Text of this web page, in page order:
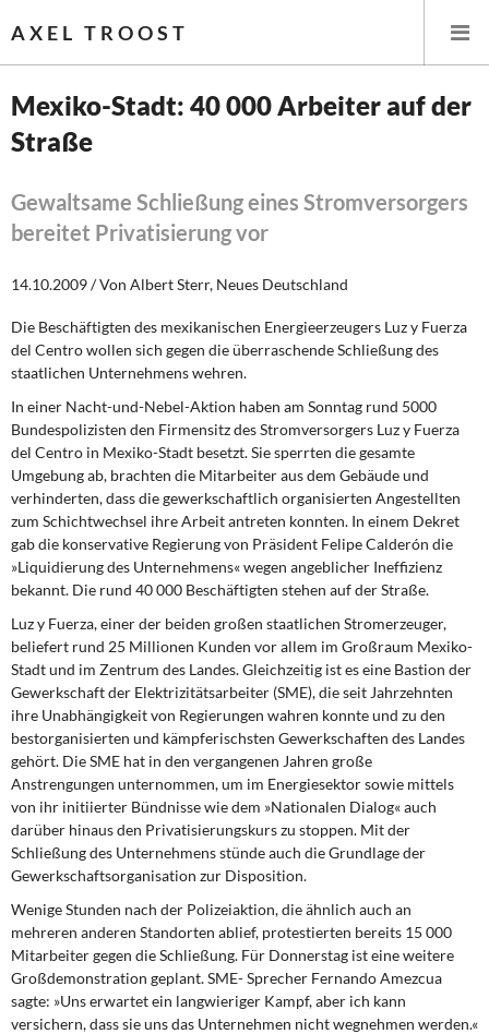
AXEL TROOST
Startseite
Themen
Leitlinien linker Wirtschafts- und Finanzpolitik
Steuer- und Finanzpolitik
Öffentliche Infrastruktur und Daseinsvorsorge
Eurokrise und Griechenland
DIE LINKE
Weitere Themen
Memo-Gruppe
Institut Solidarische Moderne
Rosa-Luxemburg-Stiftung
Über mich
Kontakt
Mexiko-Stadt: 40 000 Arbeiter auf der
Straße
Gewaltsame Schließung eines Stromversorgers
bereitet Privatisierung vor
14.10.2009 / Von Albert Sterr, Neues Deutschland
Die Beschäftigten des mexikanischen Energieerzeugers Luz y Fuerza
del Centro wollen sich gegen die überraschende Schließung des
staatlichen Unternehmens wehren.
In einer Nacht-und-Nebel-Aktion haben am Sonntag rund 5000
Bundespolizisten den Firmensitz des Stromversorgers Luz y Fuerza
del Centro in Mexiko-Stadt besetzt. Sie sperrten die gesamte
Umgebung ab, brachten die Mitarbeiter aus dem Gebäude und
verhinderten, dass die gewerkschaftlich organisierten Angestellten
zum Schichtwechsel ihre Arbeit antreten konnten. In einem Dekret
gab die konservative Regierung von Präsident Felipe Calderón die
»Liquidierung des Unternehmens« wegen angeblicher Ineffizienz
bekannt. Die rund 40 000 Beschäftigten stehen auf der Straße.
Luz y Fuerza, einer der beiden großen staatlichen Stromerzeuger,
beliefert rund 25 Millionen Kunden vor allem im Großraum Mexiko-
Stadt und im Zentrum des Landes. Gleichzeitig ist es eine Bastion der
Gewerkschaft der Elektrizitätsarbeiter (SME), die seit Jahrzehnten
ihre Unabhängigkeit von Regierungen wahren konnte und zu den
bestorganisierten und kämpferischsten Gewerkschaften des Landes
gehört. Die SME hat in den vergangenen Jahren große
Anstrengungen unternommen, um im Energiesektor sowie mittels
von ihr initiierter Bündnisse wie dem »Nationalen Dialog« auch
darüber hinaus den Privatisierungskurs zu stoppen. Mit der
Schließung des Unternehmens stünde auch die Grundlage der
Gewerkschaftsorganisation zur Disposition.
Wenige Stunden nach der Polizeiaktion, die ähnlich auch an
mehreren anderen Standorten ablief, protestierten bereits 15 000
Mitarbeiter gegen die Schließung. Für Donnerstag ist eine weitere
Großdemonstration geplant. SME- Sprecher Fernando Amezcua
sagte: »Uns erwartet ein langwieriger Kampf, aber ich kann
versichern, dass sie uns das Unternehmen nicht wegnehmen werden.«